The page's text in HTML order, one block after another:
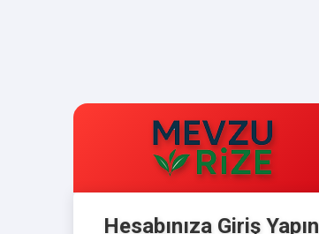
Hesabınıza Giriş Yapın